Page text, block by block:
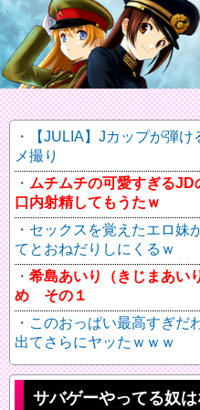
【JULIA】Jカップが弾
メ撮り
ムチムチの可愛すぎる
口内射精してもうたｗ
セックスを覚えたエロ妹
てとおねだりしにくるｗ
希島あいり（きじまあい
め その１
このおっぱい最高すぎだ
出てさらにヤッたｗｗｗ
サバゲーやってる奴